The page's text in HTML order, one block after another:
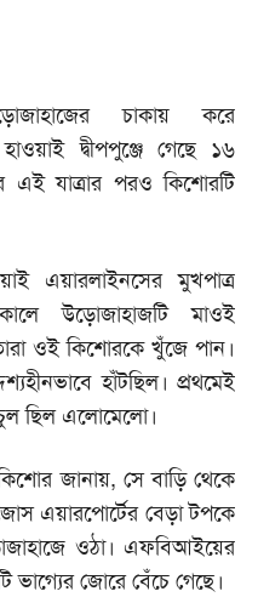
চাকায় করে
হাওয়াই দ্বীপপুঞ্জে গেছে ১৬
এই যাত্রার পরও কিশোরটি
এয়ারলাইনসের মুখপাত্র
উড়োজাহাজটি মাওই
ওই কিশোরকে খুঁজে পান।
হাঁটছিল। প্রথমেই
ছিল এলোমেলো।
জানায়, সে বাড়ি থেকে
এয়ারপোর্টের বেড়া টপকে
ওঠা। এফবিআইয়ের
ভাগ্যের জোরে বেঁচে গেছে।